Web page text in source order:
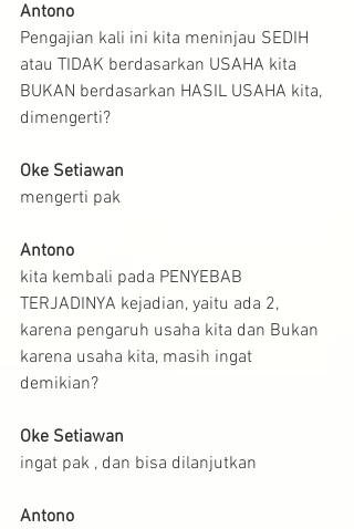
Antono
Pengajian kali ini kita meninjau SEDIH
atau TIDAK berdasarkan USAHA kita
BUKAN berdasarkan HASIL USAHA kita,
dimengerti?
Oke Setiawan
mengerti pak
Antono
kita kembali pada PENYEBAB
TERJADINYA kejadian, yaitu ada 2,
karena pengaruh usaha kita dan Bukan
karena usaha kita, masih ingat
demikian?
Oke Setiawan
ingat pak , dan bisa dilanjutkan
Antono